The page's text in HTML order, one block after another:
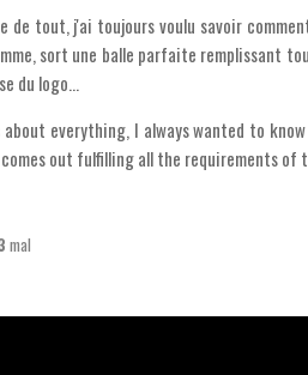
de tout, j'ai toujours voulu savoir
sort une balle parfaite remplissant
du logo...
about everything, I always wanted to
out fulfilling all the requirements of
mal